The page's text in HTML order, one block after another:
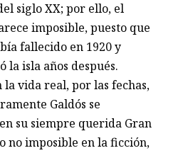
siglo XX; por ello, el
imposible, puesto que
fallecido en 1920 y
la isla años después.
la vida real, por las fechas,
Galdós se
su siempre querida Gran
no imposible en la ficción,